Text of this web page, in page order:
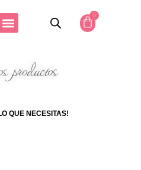
0
productos
QUE NECESITAS!